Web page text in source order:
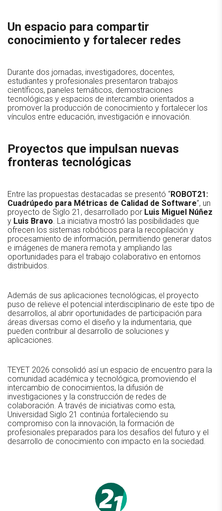
Un espacio para compartir
conocimiento y fortalecer redes
Durante dos jornadas, investigadores, docentes,
estudiantes y profesionales presentaron trabajos
científicos, paneles temáticos, demostraciones
tecnológicas y espacios de intercambio orientados a
promover la producción de conocimiento y fortalecer los
vínculos entre educación, investigación e innovación.
Proyectos que impulsan nuevas
fronteras tecnológicas
Entre las propuestas destacadas se presentó “ROBOT21:
Cuadrúpedo para Métricas de Calidad de Software”, un
proyecto de Siglo 21, desarrollado por Luis Miguel Núñez
y Luis Bravo. La iniciativa mostró las posibilidades que
ofrecen los sistemas robóticos para la recopilación y
procesamiento de información, permitiendo generar datos
e imágenes de manera remota y ampliando las
oportunidades para el trabajo colaborativo en entornos
distribuidos.
Además de sus aplicaciones tecnológicas, el proyecto
puso de relieve el potencial interdisciplinario de este tipo de
desarrollos, al abrir oportunidades de participación para
áreas diversas como el diseño y la indumentaria, que
pueden contribuir al desarrollo de soluciones y
aplicaciones.
TEYET 2026 consolidó así un espacio de encuentro para la
comunidad académica y tecnológica, promoviendo el
intercambio de conocimientos, la difusión de
investigaciones y la construcción de redes de
colaboración. A través de iniciativas como esta,
Universidad Siglo 21 continúa fortaleciendo su
compromiso con la innovación, la formación de
profesionales preparados para los desafíos del futuro y el
desarrollo de conocimiento con impacto en la sociedad.